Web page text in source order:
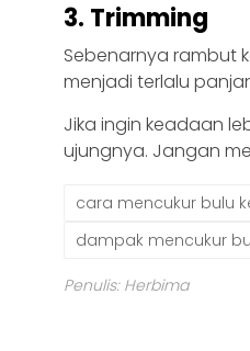
3. Trimming
Sebenarnya rambut
menjadi terlalu
Jika ingin keadaan
ujungnya. Jangan
cara mencukur bulu
dampak mencukur
Penulis: Herbima